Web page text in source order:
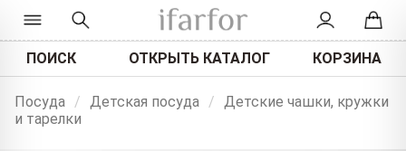
ПОИСК ОТКРЫТЬ КАТАЛОГ КОРЗИНА
Посуда / Детская посуда / Детские чашки, кружки
и тарелки